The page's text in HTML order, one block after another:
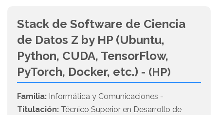
Stack de Software de Ciencia
de Datos Z by HP (Ubuntu,
Python, CUDA, TensorFlow,
PyTorch, Docker, etc.) - (HP)
Familia: Informática y Comunicaciones -
Titulación: Técnico Superior en Desarrollo de